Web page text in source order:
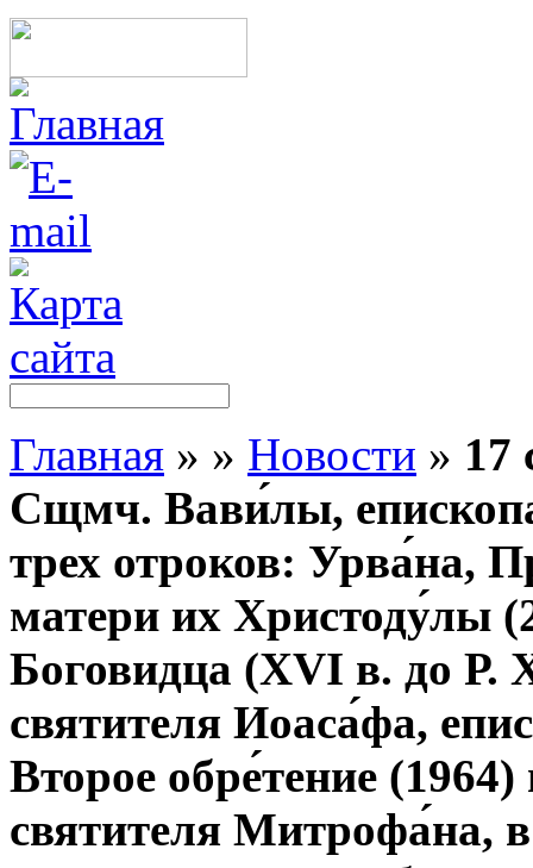
Главная » » Новости » 17
Сщмч. Вави́лы,
трех отроков: Урва́на,
матери их Христоду́лы
Боговидца (XVI в. до
святителя Иоаса́фа,
Второе обре́тение
святителя Митрофа́на,